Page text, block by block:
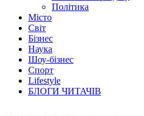
Політика
Місто
Світ
Бізнес
Наука
Шоу-бізнес
Спорт
Lifestyle
БЛОГИ ЧИТАЧІВ